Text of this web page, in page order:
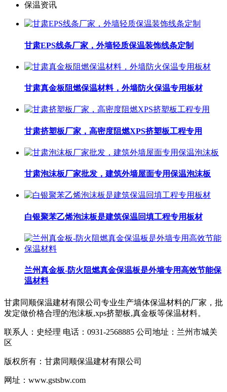
保温资讯
甘肃EPS线条厂家，外墙轻质保温装饰线条定制
甘肃真金板阻燃保温材料，外墙防火保温专用板材
甘肃挤塑板厂家，高密度阻燃XPS挤塑板工程专用
甘肃泡沫板厂家批发，建筑外墙屋面专用保温泡沫板
白银聚苯乙烯泡沫板是建筑保温回填工程专用板材
兰州真金板-防火阻燃真金保温板是外墙专用高效节能保
温材料​
甘肃同顺保温建材有限公司专业生产墙体保温材料的厂家，批
发定做价格合理的泡沫板,xps挤塑板,真金板等保温材料。
联系人：史经理 电话：0931-2568885 公司地址：兰州市城关
区
版权所有：甘肃同顺保温建材有限公司
网址：www.gstsbw.com